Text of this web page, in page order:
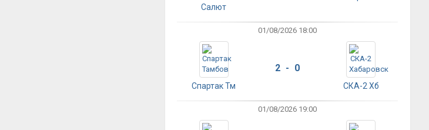
Салют
01/08/2026 18:00
Спартак Тм
2 - 0
СКА-2 Хб
01/08/2026 19:00